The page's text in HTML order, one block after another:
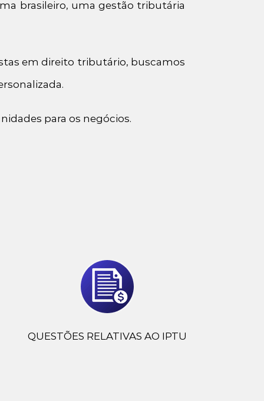
brasileiro, uma gestão tributária
em direito tributário, buscamos
para os negócios.
QUESTÕES RELATIVAS AO IPTU